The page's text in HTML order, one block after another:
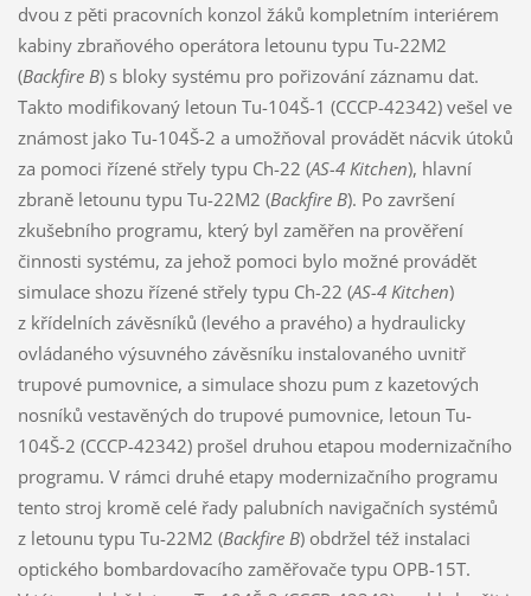
dvou z pěti pracovních konzol žáků kompletním interiérem
kabiny zbraňového operátora letounu typu Tu-22M2
(Backfire B) s bloky systému pro pořizování záznamu dat.
Takto modifikovaný letoun Tu-104Š-1 (CCCP-42342) vešel ve
známost jako Tu-104Š-2 a umožňoval provádět nácvik útoků
za pomoci řízené střely typu Ch-22 (AS-4 Kitchen), hlavní
zbraně letounu typu Tu-22M2 (Backfire B). Po završení
zkušebního programu, který byl zaměřen na prověření
činnosti systému, za jehož pomoci bylo možné provádět
simulace shozu řízené střely typu Ch-22 (AS-4 Kitchen)
z křídelních závěsníků (levého a pravého) a hydraulicky
ovládaného výsuvného závěsníku instalovaného uvnitř
trupové pumovnice, a simulace shozu pum z kazetových
nosníků vestavěných do trupové pumovnice, letoun Tu-
104Š-2 (CCCP-42342) prošel druhou etapou modernizačního
programu. V rámci druhé etapy modernizačního programu
tento stroj kromě celé řady palubních navigačních systémů
z letounu typu Tu-22M2 (Backfire B) obdržel též instalaci
optického bombardovacího zaměřovače typu OPB-15T.